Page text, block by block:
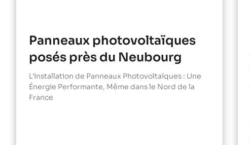
Panneaux photovoltaïques
posés près du Neubourg
L’Installation de Panneaux Photovoltaïques : Une
Énergie Performante, Même dans le Nord de la
France